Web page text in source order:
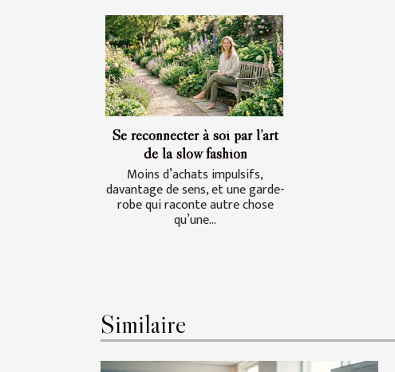
Se reconnecter à soi par l’art
de la slow fashion
Moins d’achats impulsifs,
davantage de sens, et une garde-
robe qui raconte autre chose
qu’une...
Similaire